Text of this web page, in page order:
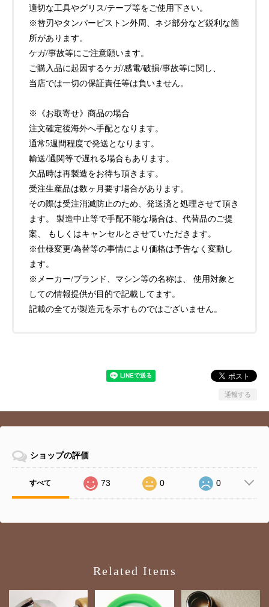
適切な工具やグリス/テープ等をご使用下さい。
※替刃やタンパーピストン外周、ネジ部分など鋭利な箇
所があります。
ケガ/事故等にご注意願います。
ご購入品に起因するケガ/感電/破損/事故等に関し、
当店では一切の保証責任等は負いません。
※《お取寄せ》商品の場合
注文確定後海外へ手配となります。
通常5週間程度で発送となります。
輸送/通関等で遅れる場合もあります。
欠品時は再製造をお待ち頂きます。
受注生産品は数ヶ月要す場合があります。
その際は受注消滅防止のため、発送済と処理させて頂き
ます。 製造中止等で手配不能な場合は、代替品のご提
案、 もしくはキャンセルとさせていただきます。
※仕様変更/為替等の事情により価格は予告なく変動し
ます。
※メーカー/ブランド、マシン等の名称は、 使用対象と
しての情報提供が目的で記載してます。
記載の全てが製造元を示すものではございません。
通報する
ショップの評価
すべて 73 0 0
Related Items